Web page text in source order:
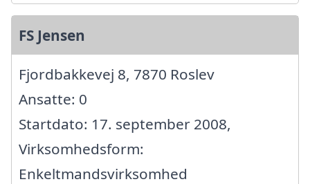
FS Jensen
Fjordbakkevej 8, 7870 Roslev
Ansatte: 0
Startdato: 17. september 2008,
Virksomhedsform:
Enkeltmandsvirksomhed